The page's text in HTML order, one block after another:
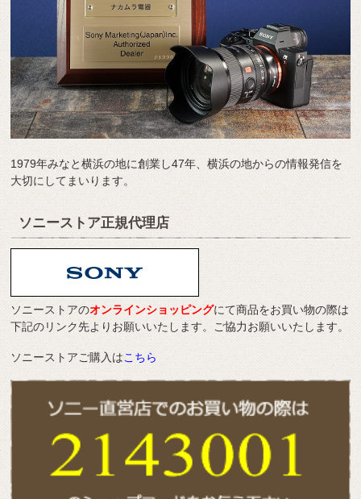
1979年みなと横浜の地に創業し47年、横浜の地からの情報発信を
大切にしてまいります。
ソニーストア正規代理店
ソニーストアのオンラインショッピングにて商品をお買い物の際は
下記のリンク先よりお願いいたします。ご協力お願いいたします。
ソニーストアご購入はこちら